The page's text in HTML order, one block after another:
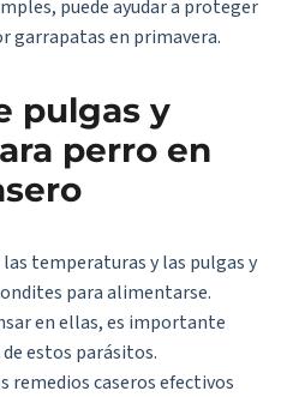
puede ayudar a proteger
garrapatas en primavera.
pulgas y
perro en
temperaturas y las pulgas y
para alimentarse.
en ellas, es importante
estos parásitos.
remedios caseros efectivos